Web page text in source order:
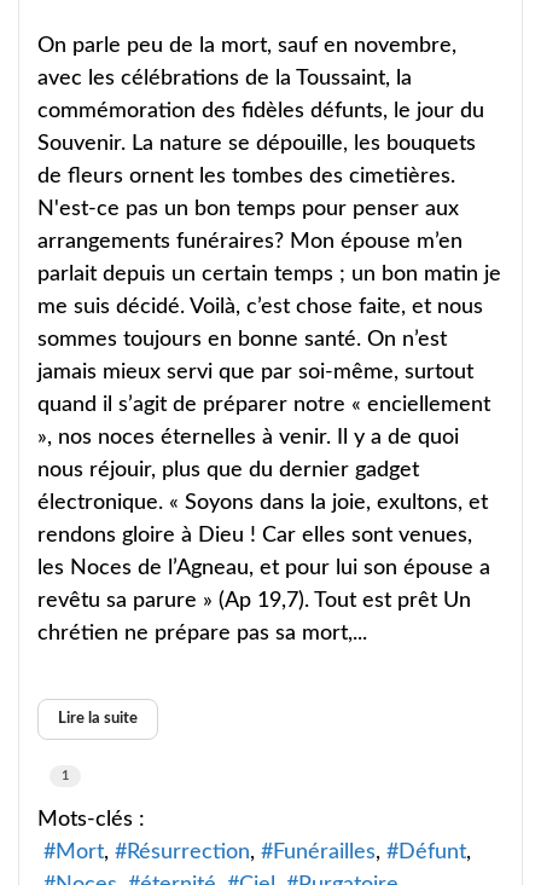
On parle peu de la mort, sauf en novembre,
avec les célébrations de la Toussaint, la
commémoration des fidèles défunts, le jour du
Souvenir. La nature se dépouille, les bouquets
de fleurs ornent les tombes des cimetières.
N'est-ce pas un bon temps pour penser aux
arrangements funéraires? Mon épouse m’en
parlait depuis un certain temps ; un bon matin je
me suis décidé. Voilà, c’est chose faite, et nous
sommes toujours en bonne santé. On n’est
jamais mieux servi que par soi-même, surtout
quand il s’agit de préparer notre « enciellement
», nos noces éternelles à venir. Il y a de quoi
nous réjouir, plus que du dernier gadget
électronique. « Soyons dans la joie, exultons, et
rendons gloire à Dieu ! Car elles sont venues,
les Noces de l’Agneau, et pour lui son épouse a
revêtu sa parure » (Ap 19,7). Tout est prêt Un
chrétien ne prépare pas sa mort,...
Lire la suite
1
Mots-clés :
Mort
Résurrection Funérailles
Défunt